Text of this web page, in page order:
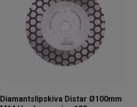
Diamantslipskiva Distar Ø100mm